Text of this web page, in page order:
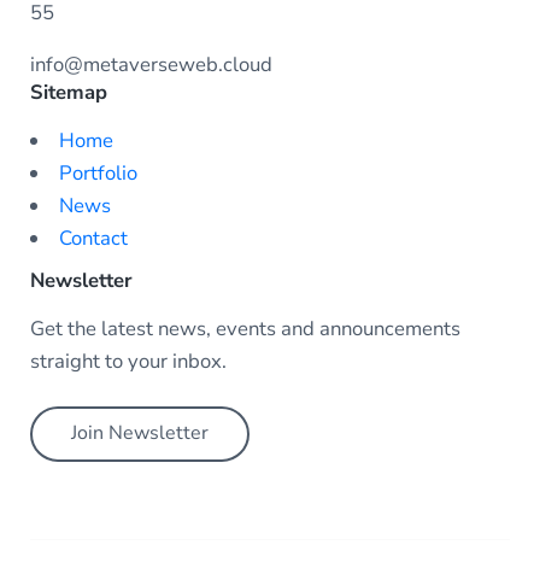
55
info@metaverseweb.cloud
Sitemap
Home
Portfolio
News
Contact
Newsletter
Get the latest news, events and announcements
straight to your inbox.
Join Newsletter